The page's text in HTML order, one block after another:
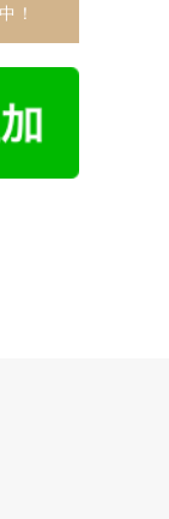
！